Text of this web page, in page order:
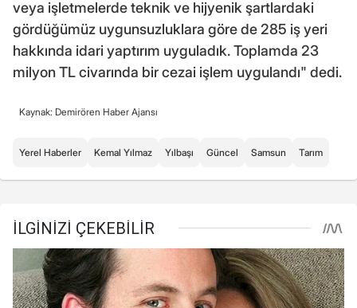
veya işletmelerde teknik ve hijyenik şartlardaki
gördüğümüz uygunsuzluklara göre de 285 iş yeri
hakkında idari yaptırım uyguladık. Toplamda 23
milyon TL civarında bir cezai işlem uygulandı" dedi.
Kaynak: Demirören Haber Ajansı
Yerel Haberler Kemal Yılmaz Yılbaşı Güncel Samsun Tarım